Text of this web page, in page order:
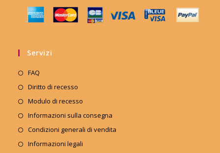
Servizi
FAQ
Diritto di recesso
Modulo di recesso
Informazioni sulla consegna
Condizioni generali di vendita
Informazioni legali